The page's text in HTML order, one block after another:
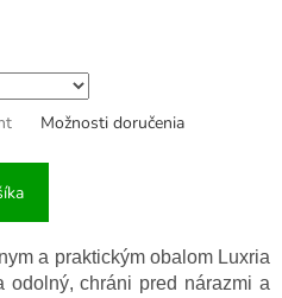
Možnosti doručenia
a praktickým obalom Luxria
odolný, chráni pred nárazmi a